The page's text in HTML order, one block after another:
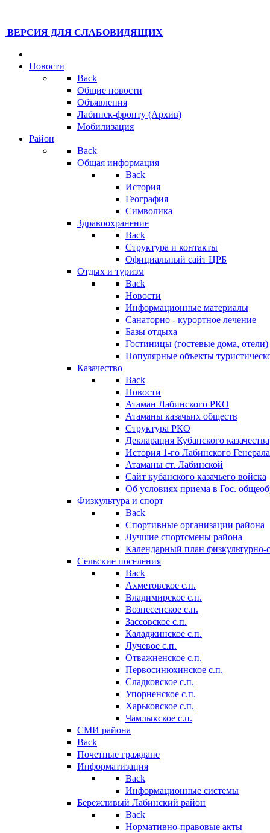
ВЕРСИЯ ДЛЯ СЛАБОВИДЯЩИХ
Новости
Back
Общие новости
Объявления
Лабинск-фронту (Архив)
Мобилизация
Район
Back
Общая информация
Back
История
География
Символика
Здравоохранение
Back
Структура и контакты
Официальный сайт ЦРБ
Отдых и туризм
Back
Новости
Информационные материалы
Санаторно - курортное лечение
Базы отдыха
Гостиницы (гостевые дома, отели)
Популярные объекты
Казачество
Back
Новости
Атаман Лабинского РКО
Атаманы казачьих обществ
Структура РКО
Декларация Кубанского казачества
История 1-го Лабинского
Атаманы ст. Лабинской
Cайт кубанского казачьего войска
Об условиях приема в Гос.
Физкультура и спорт
Back
Спортивные организации района
Лучшие спортсмены района
Календарный план
Сельские поселения
Back
Ахметовское с.п.
Владимирское с.п.
Вознесенское с.п.
Зассовское с.п.
Каладжинское с.п.
Лучевое с.п.
Отважненское с.п.
Первосинюхинское с.п.
Сладковское с.п.
Упорненское с.п.
Харьковское с.п.
Чамлыкское с.п.
СМИ района
Back
Почетные граждане
Информатизация
Back
Информационные системы
Бережливый Лабинский район
Back
Нормативно-правовые акты